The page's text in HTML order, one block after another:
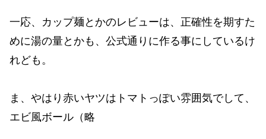
一応、カップ麺とかのレビューは、正確性を期すた
めに湯の量とかも、公式通りに作る事にしているけ
れども。
ま、やはり赤いヤツはトマトっぽい雰囲気でして、
エビ風ボール（略